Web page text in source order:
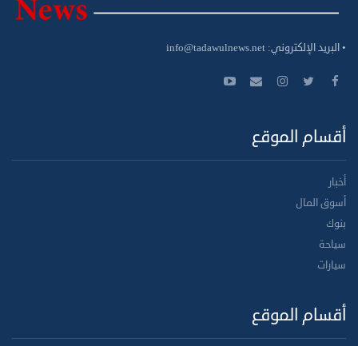
• البريد الإلكتروني: info@tadawulnews.net
أقسام الموقع
أخبار
أسوق المال
بنوك
سياحة
سيارات
أقسام الموقع